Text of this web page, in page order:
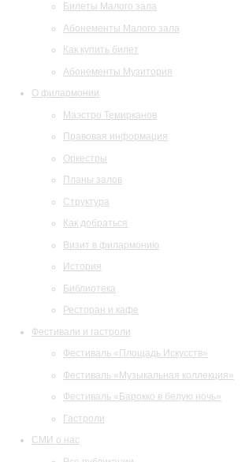
Билеты Малого зала
Абонементы Малого зала
Как купить билет
Абонементы Музитория
О филармонии
Маэстро Темирканов
Правовая информация
Оркестры
Планы залов
Структура
Как добраться
Визит в филармонию
История
Библиотека
Ресторан и кафе
Фестивали и гастроли
Фестиваль «Площадь Искусств»
Фестиваль «Музыкальная коллекция»
Фестиваль «Барокко в белую ночь»
Гастроли
СМИ о нас